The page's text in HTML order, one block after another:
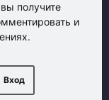
получите
и
Вход